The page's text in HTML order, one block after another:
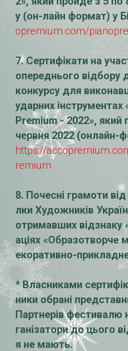
у (он-лайн формат) у
opremium.com/
7. Сертифікати на
опереднього відбору
конкурсу для
ударних
Premium - 2022», який
червня 2022 (онлайн-
https://
remium
8. Почесні грамоти
лки Художників
отримавших відзнаку
аціях «Образотворче
екоративно-
* Власниками
ники обрані
Партнерів фестивалю
ганізатори до цього
я не мають.